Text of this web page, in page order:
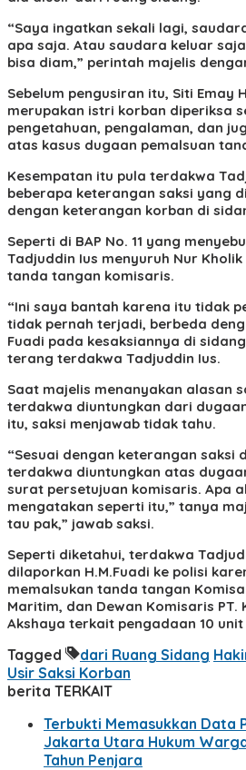
“Saya ingatkan sekali lagi,
apa saja. Atau saudara keluar
bisa diam,” perintah majelis
Sebelum pengusiran itu, Siti Emay
merupakan istri korban diperiksa
pengetahuan, pengalaman, dan
atas kasus dugaan pemalsuan
Kesempatan itu pula terdakwa
beberapa keterangan saksi yang
dengan keterangan korban di
Seperti di BAP No. 11 yang
Tadjuddin Ius menyuruh Nur
tanda tangan komisaris.
“Ini saya bantah karena itu tidak
tidak pernah terjadi, berbeda
Fuadi pada kesaksiannya di
terang terdakwa Tadjuddin Ius.
Saat majelis menanyakan alasan
terdakwa diuntungkan dari
itu, saksi menjawab tidak tahu.
“Sesuai dengan keterangan saksi
terdakwa diuntungkan atas
surat persetujuan komisaris. Apa
mengatakan seperti itu,” tanya
tau pak,” jawab saksi.
Seperti diketahui, terdakwa
dilaporkan H.M.Fuadi ke polisi
memalsukan tanda tangan
Maritim, dan Dewan Komisaris PT.
Akshaya terkait pengadaan 10
Tagged dari Ruang Sidang
Usir Saksi Korban
berita TERKAIT
Terbukti Memasukkan Data
Jakarta Utara Hukum
Tahun Penjara